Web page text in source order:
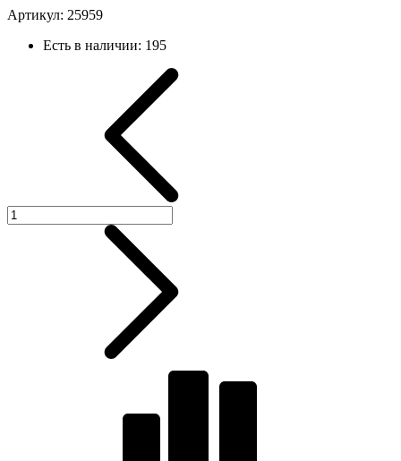
Артикул: 25959
Есть в наличии: 195